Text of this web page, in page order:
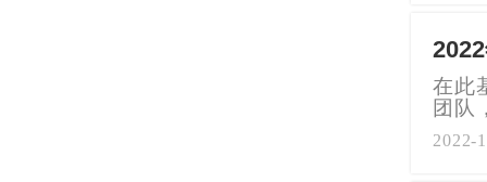
在此
团队
2022-